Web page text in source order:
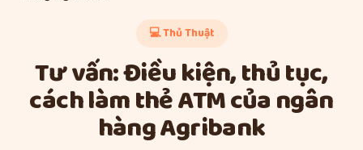
💻 Thủ Thuật
Tư vấn: Điều kiện, thủ tục,
cách làm thẻ ATM của ngân
hàng Agribank